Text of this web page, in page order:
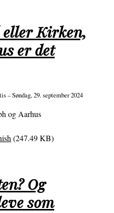
Kirken,
er det
– Søndag, 29. september 2024
og Aarhus
(247.49 KB)
Og
som